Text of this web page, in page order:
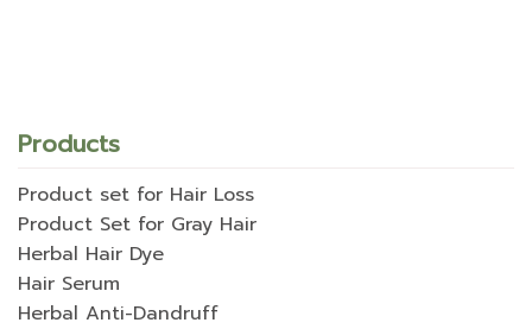
Products
Product set for Hair Loss
Product Set for Gray Hair
Herbal Hair Dye
Hair Serum
Herbal Anti-Dandruff